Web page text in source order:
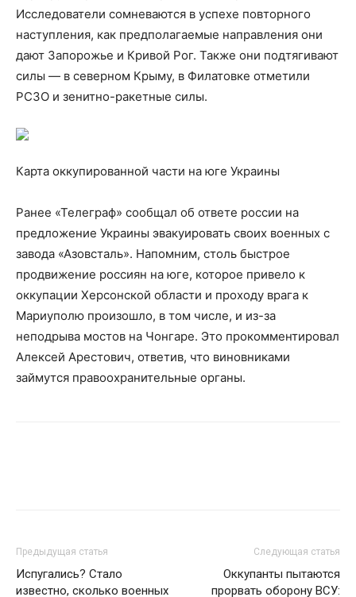
Исследователи сомневаются в успехе повторного
наступления, как предполагаемые направления они
дают Запорожье и Кривой Рог. Также они подтягивают
силы — в северном Крыму, в Филатовке отметили
РСЗО и зенитно-ракетные силы.
Карта оккупированной части на юге Украины
Ранее «Телеграф» сообщал об ответе россии на
предложение Украины эвакуировать своих военных с
завода «Азовсталь». Напомним, столь быстрое
продвижение россиян на юге, которое привело к
оккупации Херсонской области и проходу врага к
Мариуполю произошло, в том числе, и из-за
неподрыва мостов на Чонгаре. Это прокомментировал
Алексей Арестович, ответив, что виновниками
займутся правоохранительные органы.
Предыдущая статья
Испугались? Стало
известно, сколько военных
Следующая статья
Оккупанты пытаются
прорвать оборону ВСУ: